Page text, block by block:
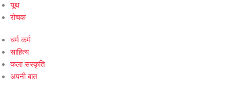
यूथ
रोचक
धर्म कर्म
साहित्य
कला संस्कृति
अपनी बात